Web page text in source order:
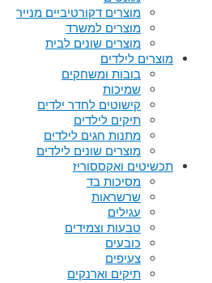
מוצרים דקורטיביים מנייר
מוצרים למשרד
מוצרים שונים לבית
מוצרים לילדים
בובות ומשחקים
שמיכות
קישוטים לחדר ילדים
תיקים לילדים
מתנות חגים לילדים
מוצרים שונים לילדים
תכשיטים ואקססוריז
מסיכות בד
שרשראות
עגילים
טבעות וצמידים
כובעים
צעיפים
תיקים וארנקים